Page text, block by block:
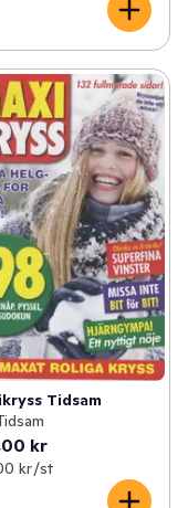
Tidsam
kr
kr /st